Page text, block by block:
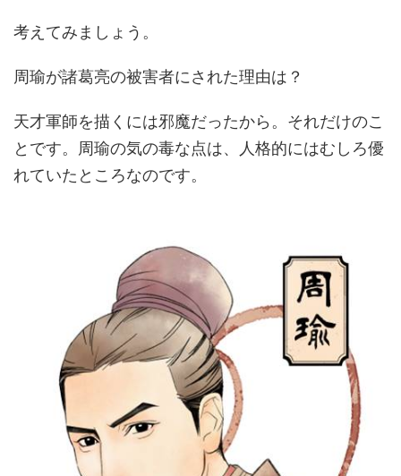
考えてみましょう。
周瑜が諸葛亮の被害者にされた理由は？
天才軍師を描くには邪魔だったから。それだけのこ
とです。周瑜の気の毒な点は、人格的にはむしろ優
れていたところなのです。